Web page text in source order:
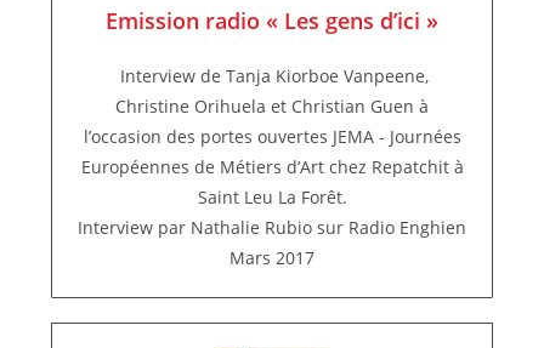
Emission radio « Les gens d’ici »
Interview de Tanja Kiorboe Vanpeene,
Christine Orihuela et Christian Guen à
l’occasion des portes ouvertes JEMA - Journées
Européennes de Métiers d’Art chez Repatchit à
Saint Leu La Forêt.
Interview par Nathalie Rubio sur Radio Enghien
Mars 2017